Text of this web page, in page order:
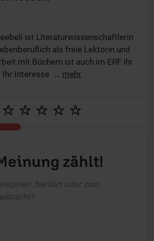
ist Literaturwissenschaftlerin
als freie Lektorin und
mit Büchern ist auch im ERF ihr
Interesse gilt hier vor allem dem
möchte sie Menschen ermutigen.
... mehr
zählt!
berührt oder zum